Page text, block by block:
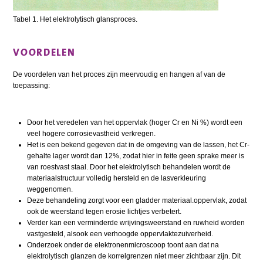
Tabel 1. Het elektrolytisch glansproces.
VOORDELEN
De voordelen van het proces zijn meervoudig en hangen af van de
toepassing:
Door het veredelen van het oppervlak (hoger Cr en Ni %) wordt een
veel hogere corrosievastheid verkregen.
Het is een bekend gegeven dat in de omgeving van de lassen, het Cr-
gehalte lager wordt dan 12%, zodat hier in feite geen sprake meer is
van roestvast staal. Door het elektrolytisch behandelen wordt de
materiaalstructuur volledig hersteld en de lasverkleuring
weggenomen.
Deze behandeling zorgt voor een gladder materiaal.oppervlak, zodat
ook de weerstand tegen erosie lichtjes verbetert.
Verder kan een verminderde wrijvingsweerstand en ruwheid worden
vastgesteld, alsook een verhoogde oppervlaktezuiverheid.
Onderzoek onder de elektronenmicroscoop toont aan dat na
elektrolytisch glanzen de korrelgrenzen niet meer zichtbaar zijn. Dit